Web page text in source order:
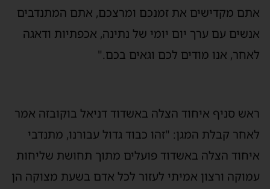
אתם מקדישים את זמנכם ומרצכם, אתם המתנדבים
אנשים עם ערך יום יומי של נתינה, אכפתיות ודאגה
לאחר, אנו מודים לכם וגאים בכם."
ראש סניף איחוד הצלה באשדוד דניאל בוקובזה אמר
לאחר קבלת המגן: "זהו כבוד גדול עבורנו, מתנדבי
איחוד הצלה באשדוד פועלים מתוך תחושת שליחות
עמוקה ורצון אמיתי לעזור לכל אדם בשעת מצוקה הן